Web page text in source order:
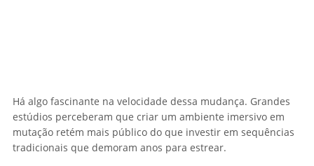
Há algo fascinante na velocidade dessa mudança. Grandes
estúdios perceberam que criar um ambiente imersivo em
mutação retém mais público do que investir em sequências
tradicionais que demoram anos para estrear.